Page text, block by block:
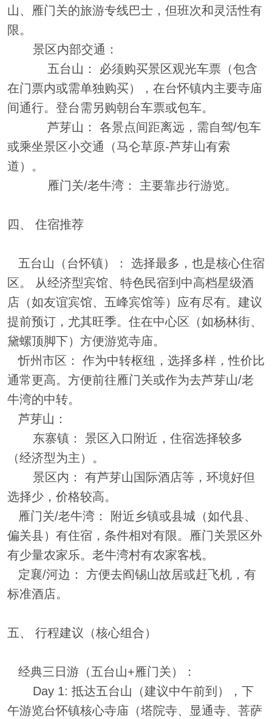
山、雁门关的旅游专线巴士，但班次和灵活性有
限。
景区内部交通：
五台山： 必须购买景区观光车票（包含
在门票内或需单独购买），在台怀镇内主要寺庙
间通行。登台需另购朝台车票或包车。
芦芽山： 各景点间距离远，需自驾/包车
或乘坐景区小交通（马仑草原-芦芽山有索
道）。
雁门关/老牛湾： 主要靠步行游览。
四、 住宿推荐
五台山（台怀镇）： 选择最多，也是核心住宿
区。 从经济型宾馆、特色民宿到中高档星级酒
店（如友谊宾馆、五峰宾馆等）应有尽有。建议
提前预订，尤其旺季。住在中心区（如杨林街、
黛螺顶脚下）方便游览寺庙。
忻州市区： 作为中转枢纽，选择多样，性价比
通常更高。方便前往雁门关或作为去芦芽山/老
牛湾的中转。
芦芽山：
东寨镇： 景区入口附近，住宿选择较多
（经济型为主）。
景区内： 有芦芽山国际酒店等，环境好但
选择少，价格较高。
雁门关/老牛湾： 附近乡镇或县城（如代县、
偏关县）有住宿，条件相对有限。雁门关景区外
有少量农家乐。老牛湾村有农家客栈。
定襄/河边： 方便去阎锡山故居或赶飞机，有
标准酒店。
五、 行程建议（核心组合）
经典三日游（五台山+雁门关）：
Day 1: 抵达五台山（建议中午前到），下
午游览台怀镇核心寺庙（塔院寺、显通寺、菩萨